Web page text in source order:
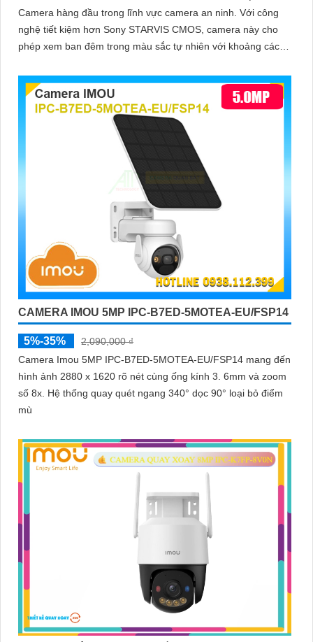
Camera hàng đầu trong lĩnh vực camera an ninh. Với công
nghệ tiết kiệm hơn Sony STARVIS CMOS, camera này cho
phép xem ban đêm trong màu sắc tự nhiên với khoảng cách
CAMERA IMOU 5MP IPC-B7ED-5MOTEA-EU/FSP14
5%-35%
2,090,000 ₫
Camera Imou 5MP IPC-B7ED-5MOTEA-EU/FSP14 mang đến
hình ảnh 2880 x 1620 rõ nét cùng ống kính 3. 6mm và zoom
số 8x. Hệ thống quay quét ngang 340° dọc 90° loại bỏ điểm
mù